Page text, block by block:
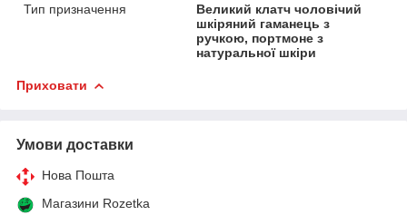
Тип призначення
Великий клатч чоловічий
шкіряний гаманець з
ручкою, портмоне з
натуральної шкіри
Приховати
Умови доставки
Нова Пошта
Магазини Rozetka